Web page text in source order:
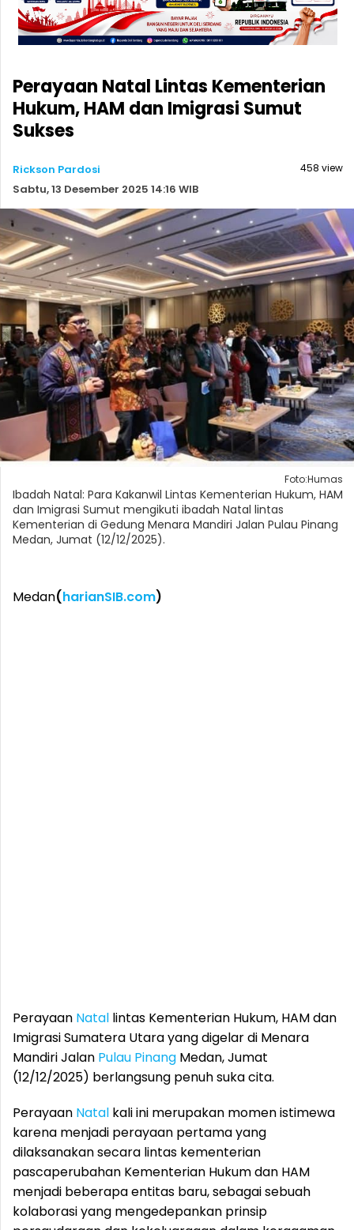
Perayaan Natal Lintas Kementerian
Hukum, HAM dan Imigrasi Sumut
Sukses
Rickson Pardosi
Sabtu, 13 Desember 2025 14:16 WIB
458 view
Foto:Humas
Ibadah Natal: Para Kakanwil Lintas Kementerian Hukum, HAM
dan Imigrasi Sumut mengikuti ibadah Natal lintas
Kementerian di Gedung Menara Mandiri Jalan Pulau Pinang
Medan, Jumat (12/12/2025).
Medan(harianSIB.com)
Perayaan Natal lintas Kementerian Hukum, HAM dan
Imigrasi Sumatera Utara yang digelar di Menara
Mandiri Jalan Pulau Pinang Medan, Jumat
(12/12/2025) berlangsung penuh suka cita.
Perayaan Natal kali ini merupakan momen istimewa
karena menjadi perayaan pertama yang
dilaksanakan secara lintas kementerian
pascaperubahan Kementerian Hukum dan HAM
menjadi beberapa entitas baru, sebagai sebuah
kolaborasi yang mengedepankan prinsip